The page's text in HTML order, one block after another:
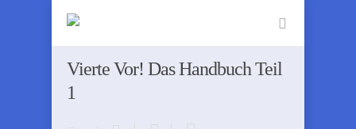
Vierte Vor! Das Handbuch Teil
1